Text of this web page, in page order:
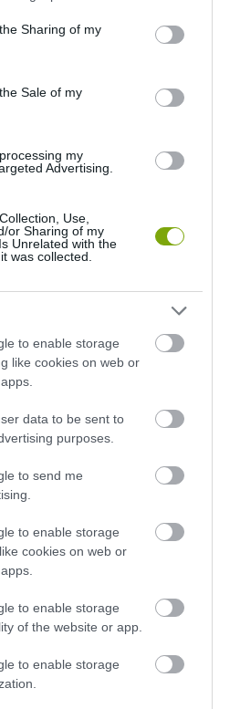
usage behaviour. You may click to
and its third-party tags to
purposes in below Google
Sharing of my
Sale of my
my
Advertising.
Use,
or Sharing of my
Unrelated with the
was collected.
to enable storage
like cookies on web or
data to be sent to
purposes.
to send me
to enable storage
cookies on web or
to enable storage
of the website or app.
to enable storage
HŐKUPOLA MAGYARORSZÁG
FELETT: MI EZ A LÁTHATATLAN
FEDŐ, ÉS MI TÖRTÉNIK
A TUDÓSOK 262 ÚJ FAJT
NEVEZTEK MEG, ÉS A FÖLD
HINNI MAGUNKAT
2026-07-30